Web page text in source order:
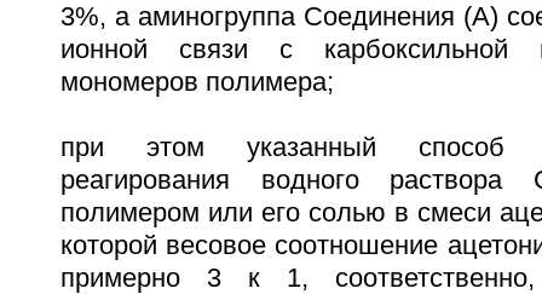
3%, а аминогруппа Соединения (А)
ионной связи с карбоксильной
мономеров полимера;
при этом указанный способ
реагирования водного
полимером или его солью в смеси
которой весовое соотношение
примерно 3 к 1,